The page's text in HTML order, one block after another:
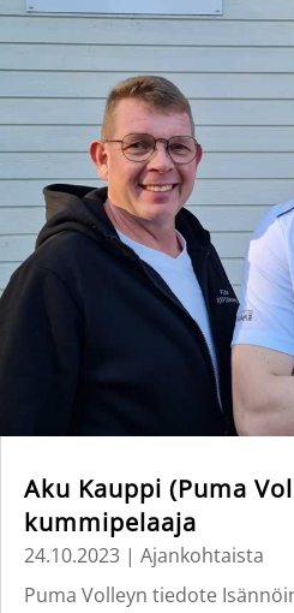
Aku Kauppi (Puma
kummipelaaja
24.10.2023 | Ajankohtaista
Puma Volleyn tiedote